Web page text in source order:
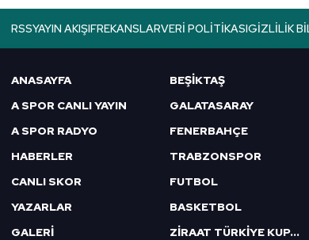
6698 sayılı Kişisel Verilerin Korunması Kanunu
RSSYAYIN AKIŞIFREKANSLARVERI POLITIKASIGIZLILIK
ANASAYFA
A SPOR CANLI YAYIN
A SPOR RADYO
HABERLER
CANLI SKOR
YAZARLAR
GALERİ
BEŞİKTAŞ
GALATASARAY
FENERBAHÇE
TRABZONSPOR
FUTBOL
BASKETBOL
ZİRAAT TÜRKİYE KUPASI